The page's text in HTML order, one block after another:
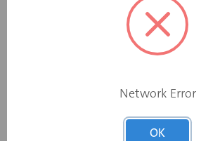
2000
Network Error
OK